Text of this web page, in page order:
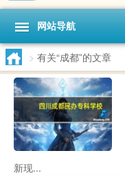
网站导航
> 有关“成都”的文章
新现...